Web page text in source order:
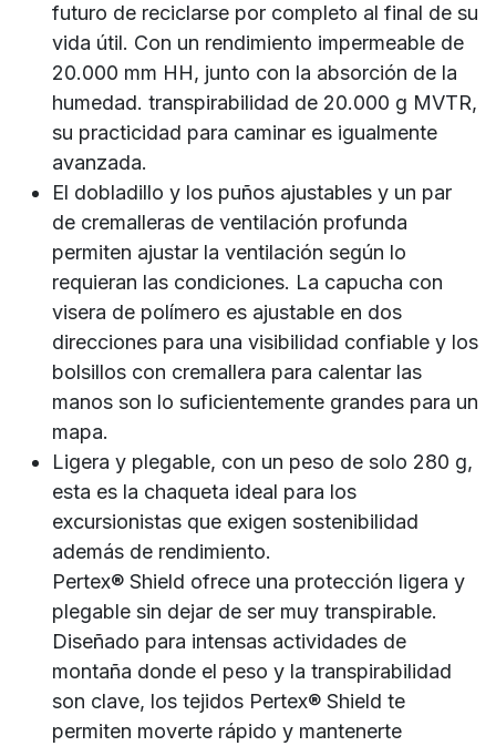
futuro de reciclarse por completo al final de su
vida útil. Con un rendimiento impermeable de
20.000 mm HH, junto con la absorción de la
humedad. transpirabilidad de 20.000 g MVTR,
su practicidad para caminar es igualmente
avanzada.
El dobladillo y los puños ajustables y un par
de cremalleras de ventilación profunda
permiten ajustar la ventilación según lo
requieran las condiciones. La capucha con
visera de polímero es ajustable en dos
direcciones para una visibilidad confiable y los
bolsillos con cremallera para calentar las
manos son lo suficientemente grandes para un
mapa.
Ligera y plegable, con un peso de solo 280 g,
esta es la chaqueta ideal para los
excursionistas que exigen sostenibilidad
además de rendimiento.
Pertex® Shield ofrece una protección ligera y
plegable sin dejar de ser muy transpirable.
Diseñado para intensas actividades de
montaña donde el peso y la transpirabilidad
son clave, los tejidos Pertex® Shield te
permiten moverte rápido y mantenerte